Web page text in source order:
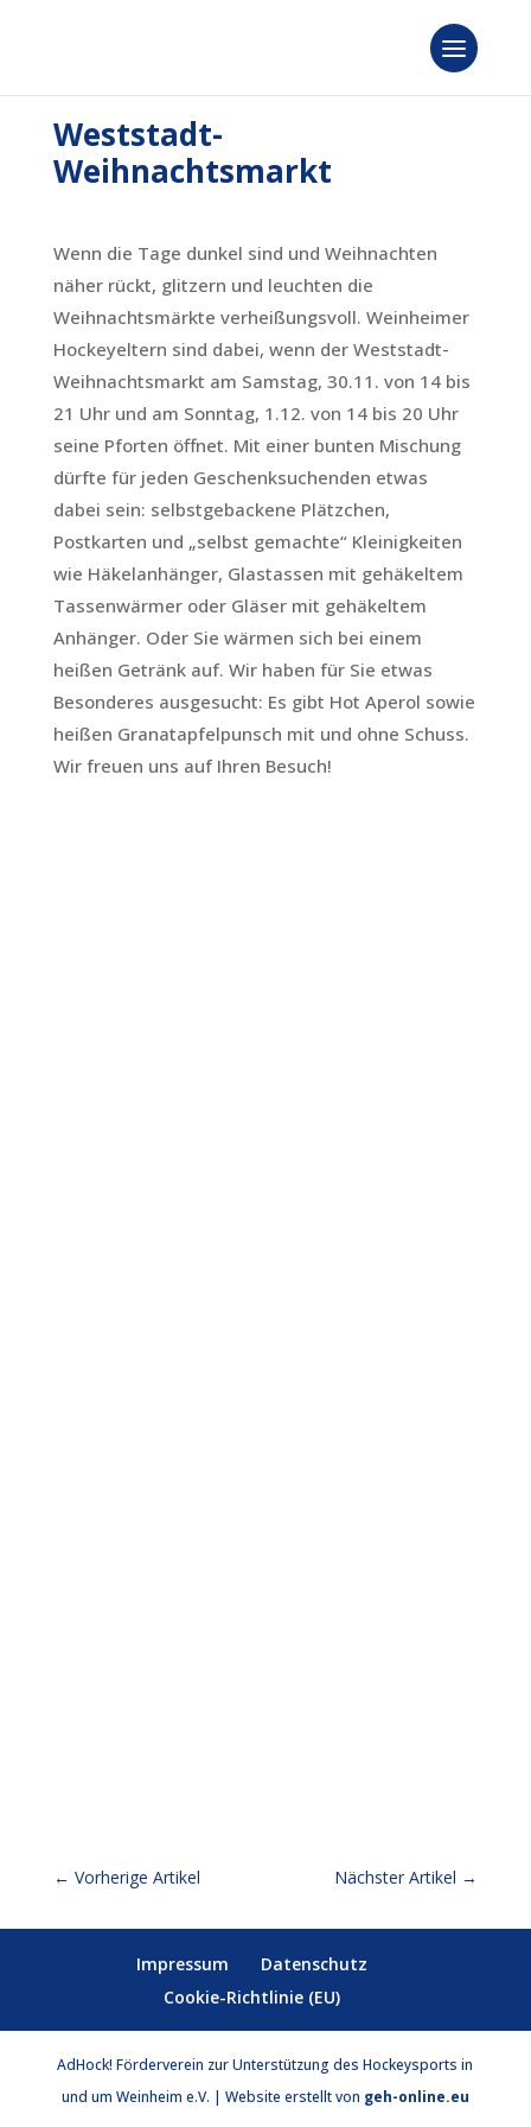
Weststadt-
Weihnachtsmarkt
Wenn die Tage dunkel sind und Weihnachten
näher rückt, glitzern und leuchten die
Weihnachtsmärkte verheißungsvoll. Weinheimer
Hockeyeltern sind dabei, wenn der Weststadt-
Weihnachtsmarkt am Samstag, 30.11. von 14 bis
21 Uhr und am Sonntag, 1.12. von 14 bis 20 Uhr
seine Pforten öffnet. Mit einer bunten Mischung
dürfte für jeden Geschenksuchenden etwas
dabei sein: selbstgebackene Plätzchen,
Postkarten und „selbst gemachte“ Kleinigkeiten
wie Häkelanhänger, Glastassen mit gehäkeltem
Tassenwärmer oder Gläser mit gehäkeltem
Anhänger. Oder Sie wärmen sich bei einem
heißen Getränk auf. Wir haben für Sie etwas
Besonderes ausgesucht: Es gibt Hot Aperol sowie
heißen Granatapfelpunsch mit und ohne Schuss.
Wir freuen uns auf Ihren Besuch!
← Vorherige Artikel Nächster Artikel →
Impressum
Datenschutz
Cookie-Richtlinie (EU)
AdHock! Förderverein zur Unterstützung des Hockeysports in
und um Weinheim e.V. | Website erstellt von geh-online.eu